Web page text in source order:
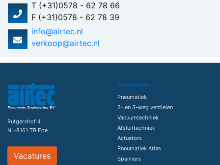
T (+31)0578 - 62 78 66
F (+31)0578 - 62 78 39
info@airtec.nl
verkoop@airtec.nl
Rutgershof 4
NL-8161 TB Epe
Vacatures
Assortiment
Pneumatiek
2- en 3-weg ventielen
Vacuumtechniek
Afsluittechniek
Actuators
Pneumatiek Atlas
Spanners